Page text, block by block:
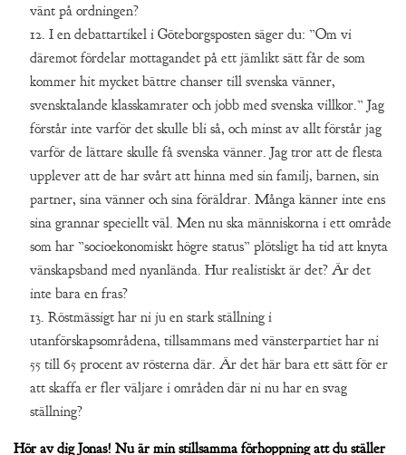
vänt på ordningen?
12. I en debattartikel i Göteborgsposten säger du: ”Om vi
däremot fördelar mottagandet på ett jämlikt sätt får de som
kommer hit mycket bättre chanser till svenska vänner,
svensktalande klasskamrater och jobb med svenska villkor.” Jag
förstår inte varför det skulle bli så, och minst av allt förstår jag
varför de lättare skulle få svenska vänner. Jag tror att de flesta
upplever att de har svårt att hinna med sin familj, barnen, sin
partner, sina vänner och sina föräldrar. Många känner inte ens
sina grannar speciellt väl. Men nu ska människorna i ett område
som har ”socioekonomiskt högre status” plötsligt ha tid att knyta
vänskapsband med nyanlända. Hur realistiskt är det? Är det
inte bara en fras?
13. Röstmässigt har ni ju en stark ställning i
utanförskapsområdena, tillsammans med vänsterpartiet har ni
55 till 65 procent av rösterna där. Är det här bara ett sätt för er
att skaffa er fler väljare i områden där ni nu har en svag
ställning?
Hör av dig Jonas! Nu är min stillsamma förhoppning att du ställer